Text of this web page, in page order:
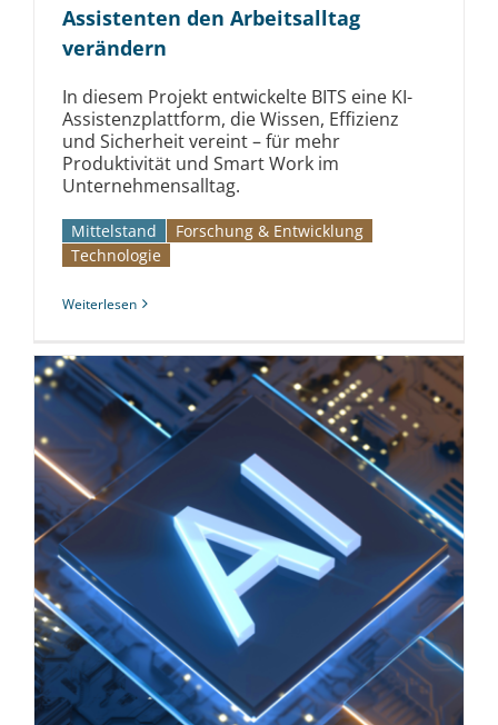
Assistenten den Arbeitsalltag
verändern
In diesem Projekt entwickelte BITS eine KI-
Assistenzplattform, die Wissen, Effizienz
und Sicherheit vereint – für mehr
Produktivität und Smart Work im
Unternehmensalltag.
Mittelstand
Forschung & Entwicklung
Technologie
Weiterlesen